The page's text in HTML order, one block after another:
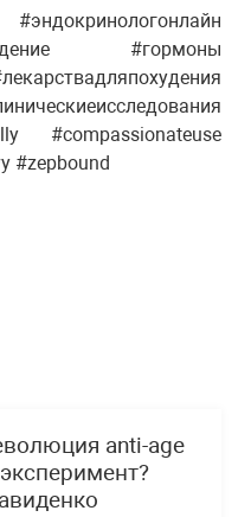
#гормоны
#compassionateuse
#zepbound
anti-age